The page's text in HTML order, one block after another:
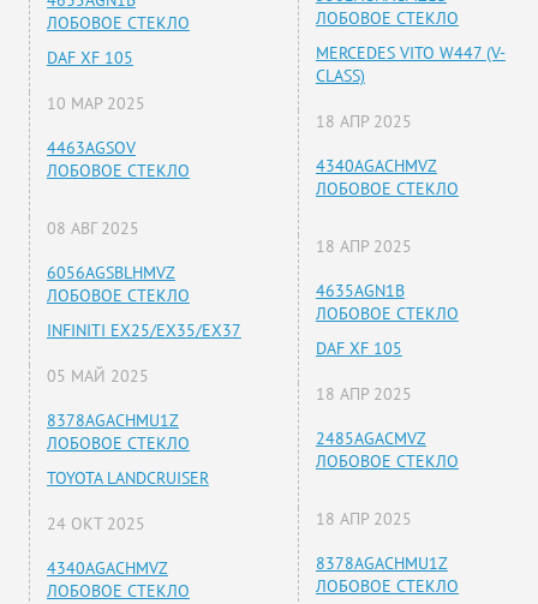
ЛОБОВОЕ СТЕКЛО
DAF XF 105
10 МАР 2025
4463AGSOV
ЛОБОВОЕ СТЕКЛО
08 АВГ 2025
6056AGSBLHMVZ
ЛОБОВОЕ СТЕКЛО
INFINITI EX25/EX35/EX37
05 МАЙ 2025
8378AGACHMU1Z
ЛОБОВОЕ СТЕКЛО
TOYOTA LANDCRUISER
24 ОКТ 2025
4340AGACHMVZ
ЛОБОВОЕ СТЕКЛО
ЛОБОВОЕ СТЕКЛО
MERCEDES VITO W447 (V-
CLASS)
18 АПР 2025
4340AGACHMVZ
ЛОБОВОЕ СТЕКЛО
18 АПР 2025
4635AGN1B
ЛОБОВОЕ СТЕКЛО
DAF XF 105
18 АПР 2025
2485AGACMVZ
ЛОБОВОЕ СТЕКЛО
18 АПР 2025
8378AGACHMU1Z
ЛОБОВОЕ СТЕКЛО